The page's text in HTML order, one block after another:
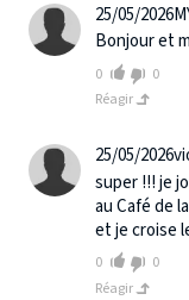
25/05/2026
Bonjour et
0
0
Réagir
25/05/2026
super !!! je
au Café de
et je croise
0
0
Réagir